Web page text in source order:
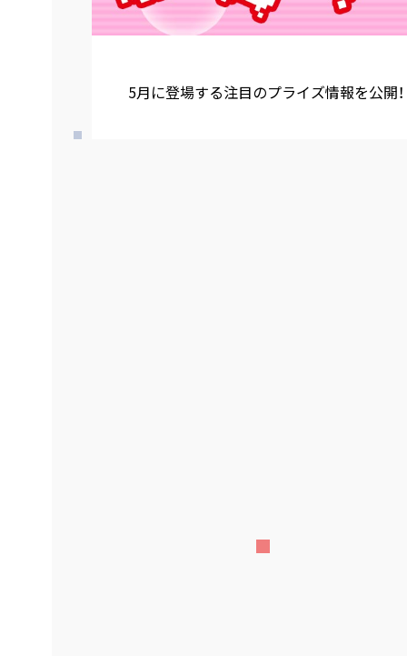
5月に登場する注目のプライズ情報を公開！